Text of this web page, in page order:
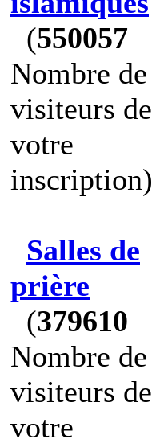
(550057
Nombre de
visiteurs de
votre
inscription)
Salles de
prière
(379610
Nombre de
visiteurs de
votre